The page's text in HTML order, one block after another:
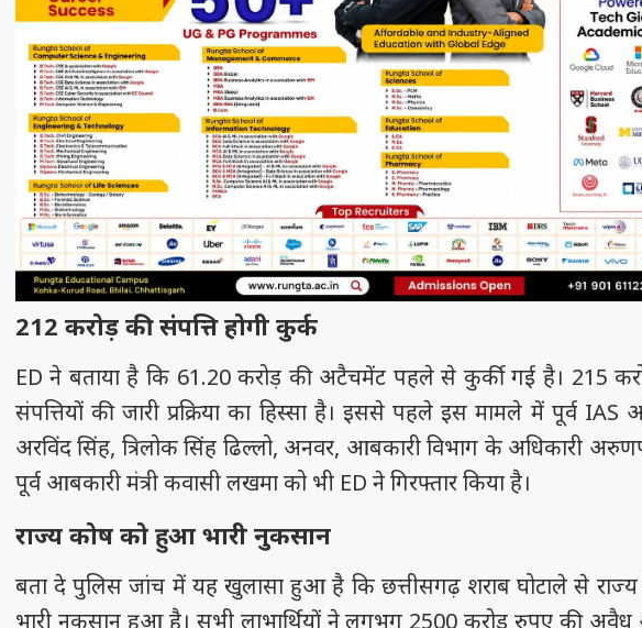
212 करोड़ की संपत्ति होगी कुर्क
ED ने बताया है कि 61.20 करोड़ की अटैचमेंट पहले से कुर्की गई है। 215
संपत्तियों की जारी प्रक्रिया का हिस्सा है। इससे पहले इस मामले में पूर्व IAS
अरविंद सिंह, त्रिलोक सिंह ढिल्लो, अनवर, आबकारी विभाग के अधिकारी
पूर्व आबकारी मंत्री कवासी लखमा को भी ED ने गिरफ्तार किया है।
राज्य कोष को हुआ भारी नुकसान
बता दे पुलिस जांच में यह खुलासा हुआ है कि छत्तीसगढ़ शराब घोटाले से
भारी नुकसान हुआ है। सभी लाभार्थियों ने लगभग 2500 करोड रुपए की
सुप्रीम कोर्ट का समय रैना समेत 6
कॉमेडियन्स...
रूंगटा यूनिवर्सिटी के फिल्म
फेस्टिवल में पहुंची चक...
राष्ट्रीय नृत्य महोत्सव में चमका
भिलाई का हुनर,...